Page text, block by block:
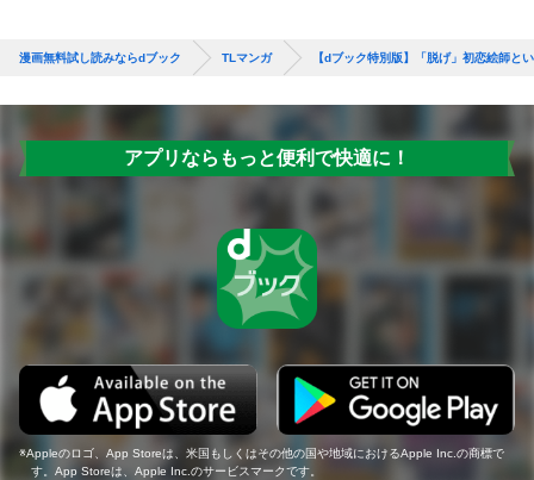
漫画無料試し読みならdブック TLマンガ 【dブック特別版】「脱げ」初恋絵師と
アプリならもっと便利で快適に！
Appleのロゴ、App Storeは、米国もしくはその他の国や地域におけるApple Inc.の商標で
す。App Storeは、Apple Inc.のサービスマークです。